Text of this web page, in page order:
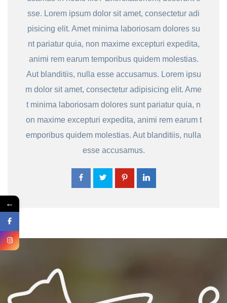
sse. Lorem ipsum dolor sit amet, consectetur adi
pisicing elit. Amet minima laboriosam dolores su
nt pariatur quia, non maxime excepturi expedita,
animi rem earum temporibus quidem molestias.
Aut blanditiis, nulla esse accusamus. Lorem ipsu
m dolor sit amet, consectetur adipisicing elit. Ame
t minima laboriosam dolores sunt pariatur quia, n
on maxime excepturi expedita, animi rem earum t
emporibus quidem molestias. Aut blanditiis, nulla
esse accusamus.
←